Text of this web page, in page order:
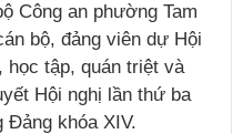
Công an phường Tam
bộ, đảng viên dự Hội
học tập, quán triệt và
Hội nghị lần thứ ba
Đảng khóa XIV.